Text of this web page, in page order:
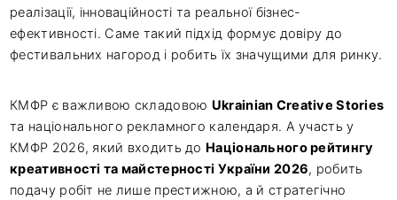
реалізації, інноваційності та реальної бізнес-
ефективності. Саме такий підхід формує довіру до
фестивальних нагород і робить їх значущими для ринку.
КМФР є важливою складовою Ukrainian Creative Stories
та національного рекламного календаря. А участь у
КМФР 2026, який входить до Національного рейтингу
креативності та майстерності України 2026, робить
подачу робіт не лише престижною, а й стратегічно